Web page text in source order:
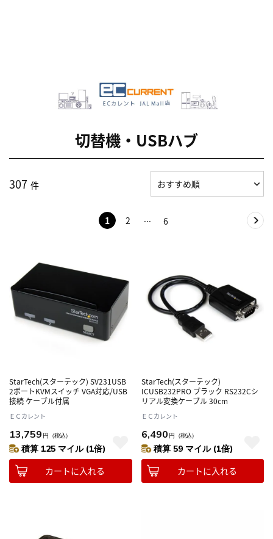
切替機・USBハブ
307 件
1 2 6
StarTech(スターテック) SV231USB
2ポートKVMスイッチ VGA対応/USB
接続 ケーブル付属
ＥＣカレント
13,759 円 （税込）
積算 125 マイル (1倍)
カートに入れる
StarTech(スターテック)
ICUSB232PRO ブラック RS232Cシ
リアル変換ケーブル 30cm
ＥＣカレント
6,490 円 （税込）
積算 59 マイル (1倍)
カートに入れる